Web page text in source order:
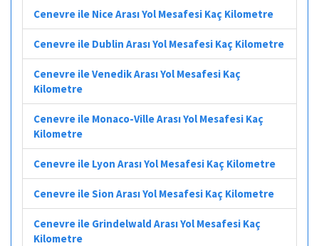
Cenevre ile Nice Arası Yol Mesafesi Kaç Kilometre
Cenevre ile Dublin Arası Yol Mesafesi Kaç Kilometre
Cenevre ile Venedik Arası Yol Mesafesi Kaç
Kilometre
Cenevre ile Monaco-Ville Arası Yol Mesafesi Kaç
Kilometre
Cenevre ile Lyon Arası Yol Mesafesi Kaç Kilometre
Cenevre ile Sion Arası Yol Mesafesi Kaç Kilometre
Cenevre ile Grindelwald Arası Yol Mesafesi Kaç
Kilometre